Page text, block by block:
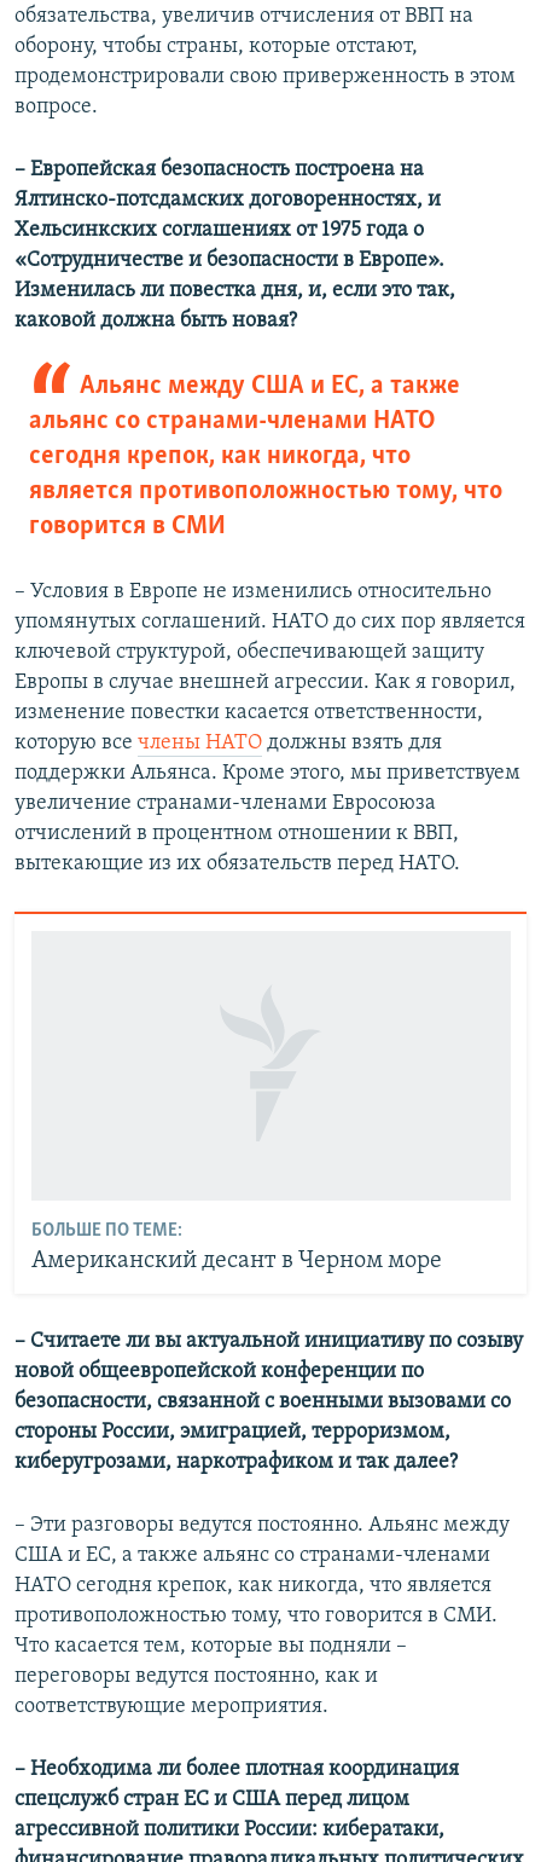
обязательства, увеличив отчисления от ВВП на
оборону, чтобы страны, которые отстают,
продемонстрировали свою приверженность в этом
вопросе.
– Европейская безопасность построена на
Ялтинско-потсдамских договоренностях, и
Хельсинкских соглашениях от 1975 года о
«Сотрудничестве и безопасности в Европе».
Изменилась ли повестка дня, и, если это так,
каковой должна быть новая?
Альянс между США и ЕС, а также
альянс со странами-членами НАТО
сегодня крепок, как никогда, что
является противоположностью тому, что
говорится в СМИ
– Условия в Европе не изменились относительно
упомянутых соглашений. НАТО до сих пор является
ключевой структурой, обеспечивающей защиту
Европы в случае внешней агрессии. Как я говорил,
изменение повестки касается ответственности,
которую все члены НАТО должны взять для
поддержки Альянса. Кроме этого, мы приветствуем
увеличение странами-членами Евросоюза
отчислений в процентном отношении к ВВП,
вытекающие из их обязательств перед НАТО.
БОЛЬШЕ ПО ТЕМЕ:
Американский десант в Черном море
– Считаете ли вы актуальной инициативу по созыву
новой общеевропейской конференции по
безопасности, связанной с военными вызовами со
стороны России, эмиграцией, терроризмом,
киберугрозами, наркотрафиком и так далее?
– Эти разговоры ведутся постоянно. Альянс между
США и ЕС, а также альянс со странами-членами
НАТО сегодня крепок, как никогда, что является
противоположностью тому, что говорится в СМИ.
Что касается тем, которые вы подняли –
переговоры ведутся постоянно, как и
соответствующие мероприятия.
– Необходима ли более плотная координация
спецслужб стран ЕС и США перед лицом
агрессивной политики России: кибератаки,